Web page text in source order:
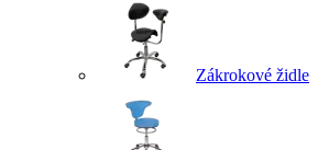
Zákrokové židle